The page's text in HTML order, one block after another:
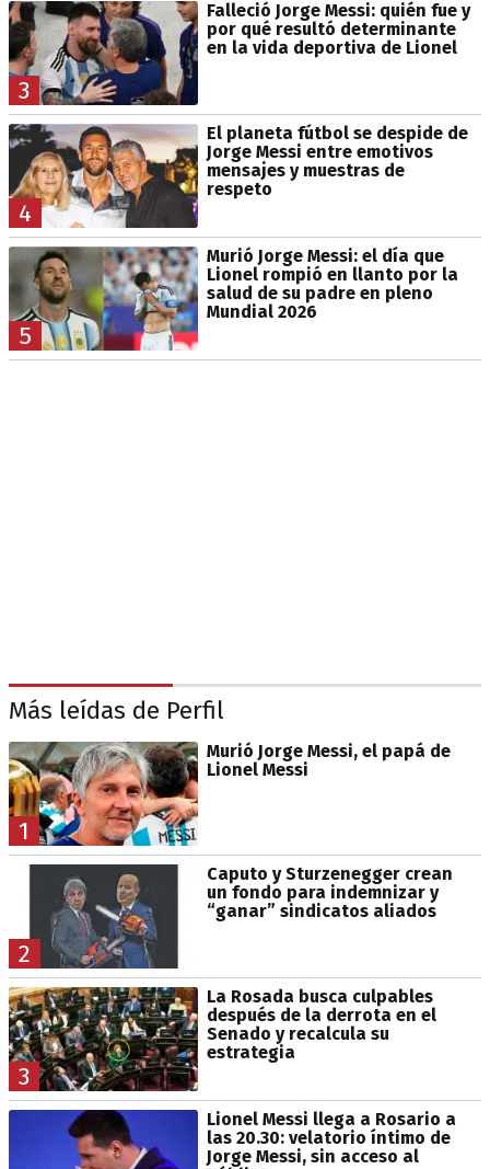
3
Falleció Jorge Messi: quién fue y
por qué resultó determinante
en la vida deportiva de Lionel
4
El planeta fútbol se despide de
Jorge Messi entre emotivos
mensajes y muestras de
respeto
5
Murió Jorge Messi: el día que
Lionel rompió en llanto por la
salud de su padre en pleno
Mundial 2026
Más leídas de Perfil
1
Murió Jorge Messi, el papá de
Lionel Messi
2
Caputo y Sturzenegger crean
un fondo para indemnizar y
“ganar” sindicatos aliados
3
La Rosada busca culpables
después de la derrota en el
Senado y recalcula su
estrategia
Lionel Messi llega a Rosario a
las 20.30: velatorio íntimo de
Jorge Messi, sin acceso al